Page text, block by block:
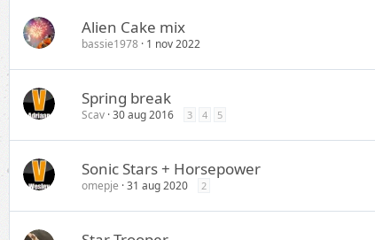
Alien Cake mix
bassie1978 1 nov 2022
Spring break
Scav 30 aug 2016 3 4 5
Sonic Stars + Horsepower
omepje 31 aug 2020 2